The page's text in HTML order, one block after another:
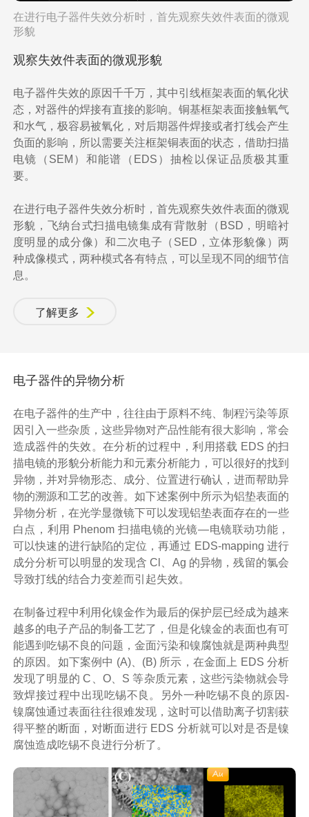
在进行电子器件失效分析时，首先观察失效件表面的微观
形貌
观察失效件表面的微观形貌
电子器件失效的原因千千万，其中引线框架表面的氧化状
态，对器件的焊接有直接的影响。铜基框架表面接触氧气
和水气，极容易被氧化，对后期器件焊接或者打线会产生
负面的影响，所以需要关注框架铜表面的状态，借助扫描
电镜（SEM）和能谱（EDS）抽检以保证品质极其重
要。
在进行电子器件失效分析时，首先观察失效件表面的微观
形貌，飞纳台式扫描电镜集成有背散射（BSD，明暗衬
度明显的成分像）和二次电子（SED，立体形貌像）两
种成像模式，两种模式各有特点，可以呈现不同的细节信
息。
了解更多
电子器件的异物分析
在电子器件的生产中，往往由于原料不纯、制程污染等原
因引入一些杂质，这些异物对产品性能有很大影响，常会
造成器件的失效。在分析的过程中，利用搭载 EDS 的扫
描电镜的形貌分析能力和元素分析能力，可以很好的找到
异物，并对异物形态、成分、位置进行确认，进而帮助异
物的溯源和工艺的改善。如下述案例中所示为铝垫表面的
异物分析，在光学显微镜下可以发现铝垫表面存在的一些
白点，利用 Phenom 扫描电镜的光镜—电镜联动功能，
可以快速的进行缺陷的定位，再通过 EDS-mapping 进行
成分分析可以明显的发现含 Cl、Ag 的异物，残留的氯会
导致打线的结合力变差而引起失效。
在制备过程中利用化镍金作为最后的保护层已经成为越来
越多的电子产品的制备工艺了，但是化镍金的表面也有可
能遇到吃锡不良的问题，金面污染和镍腐蚀就是两种典型
的原因。如下案例中 (A)、(B) 所示，在金面上 EDS 分析
发现了明显的 C、O、S 等杂质元素，这些污染物就会导
致焊接过程中出现吃锡不良。另外一种吃锡不良的原因-
镍腐蚀通过表面往往很难发现，这时可以借助离子切割获
得平整的断面，对断面进行 EDS 分析就可以对是否是镍
腐蚀造成吃锡不良进行分析了。